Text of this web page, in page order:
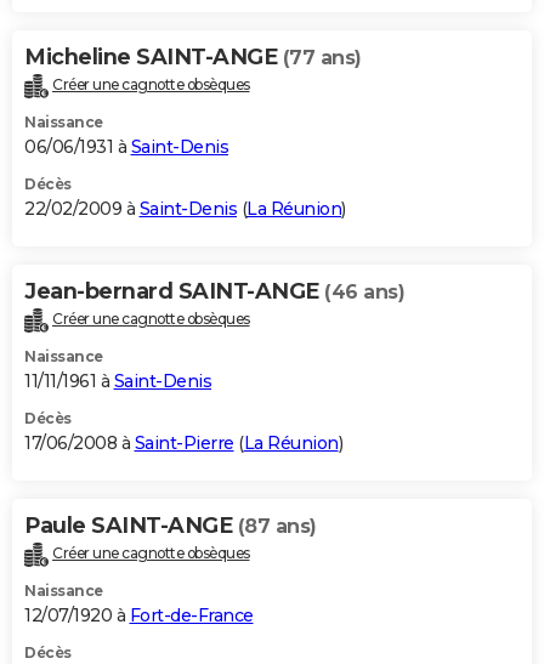
Micheline SAINT-ANGE (77 ans)
Créer une cagnotte obsèques
Naissance
06/06/1931 à Saint-Denis
Décès
22/02/2009 à Saint-Denis (La Réunion)
Jean-bernard SAINT-ANGE (46 ans)
Créer une cagnotte obsèques
Naissance
11/11/1961 à Saint-Denis
Décès
17/06/2008 à Saint-Pierre (La Réunion)
Paule SAINT-ANGE (87 ans)
Créer une cagnotte obsèques
Naissance
12/07/1920 à Fort-de-France
Décès